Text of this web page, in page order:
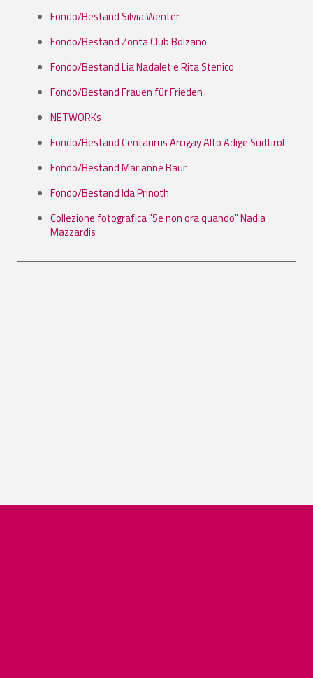
Fondo/Bestand Silvia Wenter
Fondo/Bestand Zonta Club Bolzano
Fondo/Bestand Lia Nadalet e Rita Stenico
Fondo/Bestand Frauen für Frieden
NETWORKs
Fondo/Bestand Centaurus Arcigay Alto Adige Südtirol
Fondo/Bestand Marianne Baur
Fondo/Bestand Ida Prinoth
Collezione fotografica "Se non ora quando" Nadia
Mazzardis